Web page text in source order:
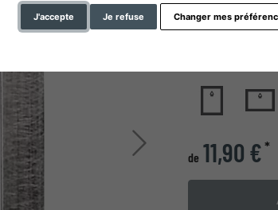
J'accepte Je refuse Changer mes
Continuer
couleur
de 11,90 €*